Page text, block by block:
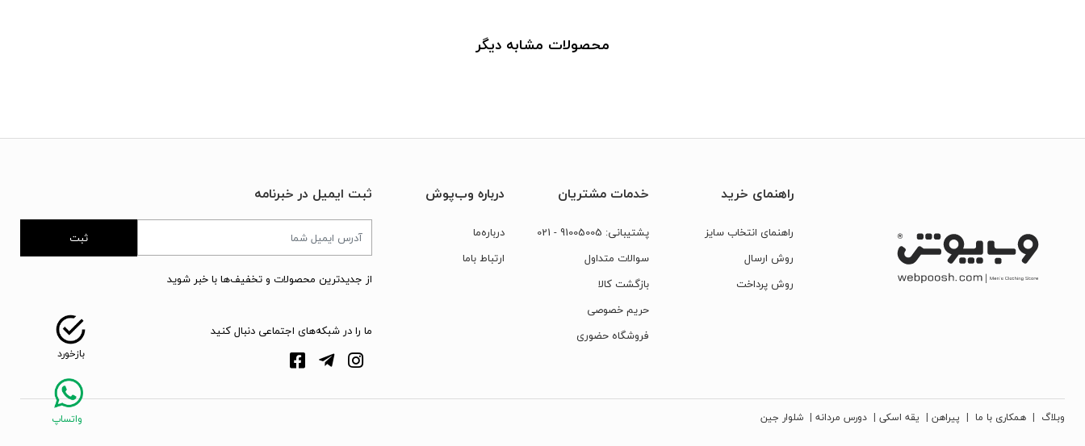
محصولات مشابه دیگر
راهنمای خرید
راهنمای انتخاب سایز
روش ارسال
روش پرداخت
خدمات مشتریان
پشتیبانی: 91005005
- 021
سوالات متداول
بازگشت کالا
حریم خصوصی
فروشگاه حضوری
درباره وب‌پوش
درباره‌ما
ارتباط‌ با‌ما
ثبت ایمیل در خبرنامه
ثبت
از جدیدترین محصولات و تخفیف‌ها با خبر شوید
ما را در شبکه‌های اجتماعی دنبال کنید
وبلاگ | همکاری با ما | پیراهن | یقه اسکی | دورس مردانه | شلوار جین